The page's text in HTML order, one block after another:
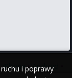
i poprawy
iPhone•Android